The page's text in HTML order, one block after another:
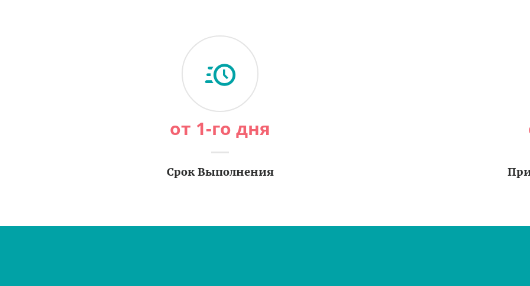
от 1-го дня
Срок Выполнения